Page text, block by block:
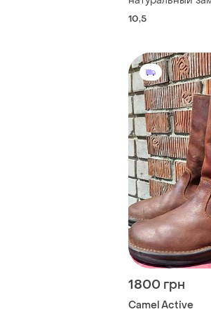
active garda
10,5
1800 грн
Camel Active